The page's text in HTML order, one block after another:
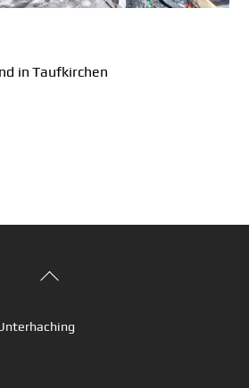
in Taufkirchen
Back